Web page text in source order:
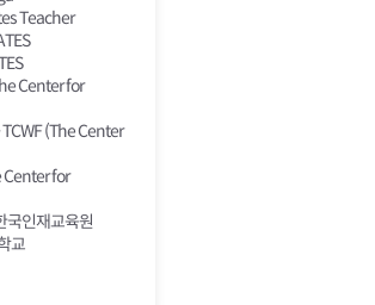
Teacher
Center for
(The Center
Center for
국인재교육원
교